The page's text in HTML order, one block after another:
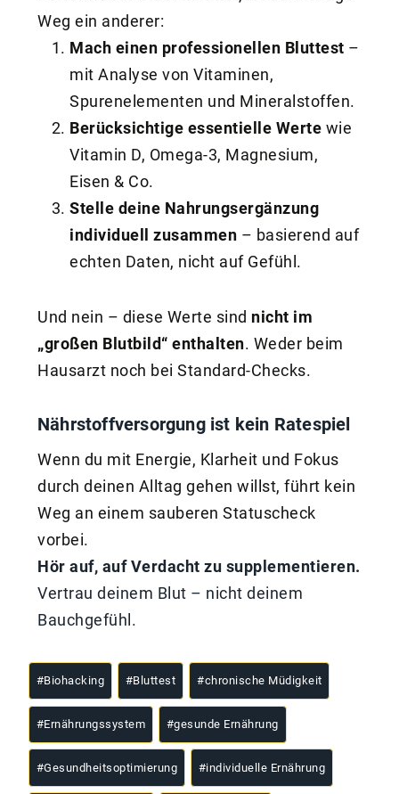
Weg ein anderer:
Mach einen professionellen Bluttest –
mit Analyse von Vitaminen,
Spurenelementen und Mineralstoffen.
Berücksichtige essentielle Werte wie
Vitamin D, Omega-3, Magnesium,
Eisen & Co.
Stelle deine Nahrungsergänzung
individuell zusammen – basierend auf
echten Daten, nicht auf Gefühl.
Und nein – diese Werte sind nicht im
„großen Blutbild“ enthalten. Weder beim
Hausarzt noch bei Standard-Checks.
Nährstoffversorgung ist kein Ratespiel
Wenn du mit Energie, Klarheit und Fokus
durch deinen Alltag gehen willst, führt kein
Weg an einem sauberen Statuscheck
vorbei.
Hör auf, auf Verdacht zu supplementieren.
Vertrau deinem Blut – nicht deinem
Bauchgefühl.
#Biohacking #Bluttest #chronische Müdigkeit
#Ernährungssystem #gesunde Ernährung
#Gesundheitsoptimierung #individuelle Ernährung